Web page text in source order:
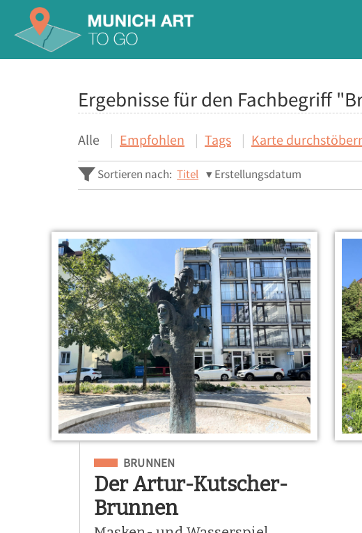
Ergebnisse für den Fachbegriff
Alle Empfohlen Tags Karte
Sortieren nach: Titel Erstellungsdatum
Eingeordnet unter
BRUNNEN
Der Artur-Kutscher-
Brunnen